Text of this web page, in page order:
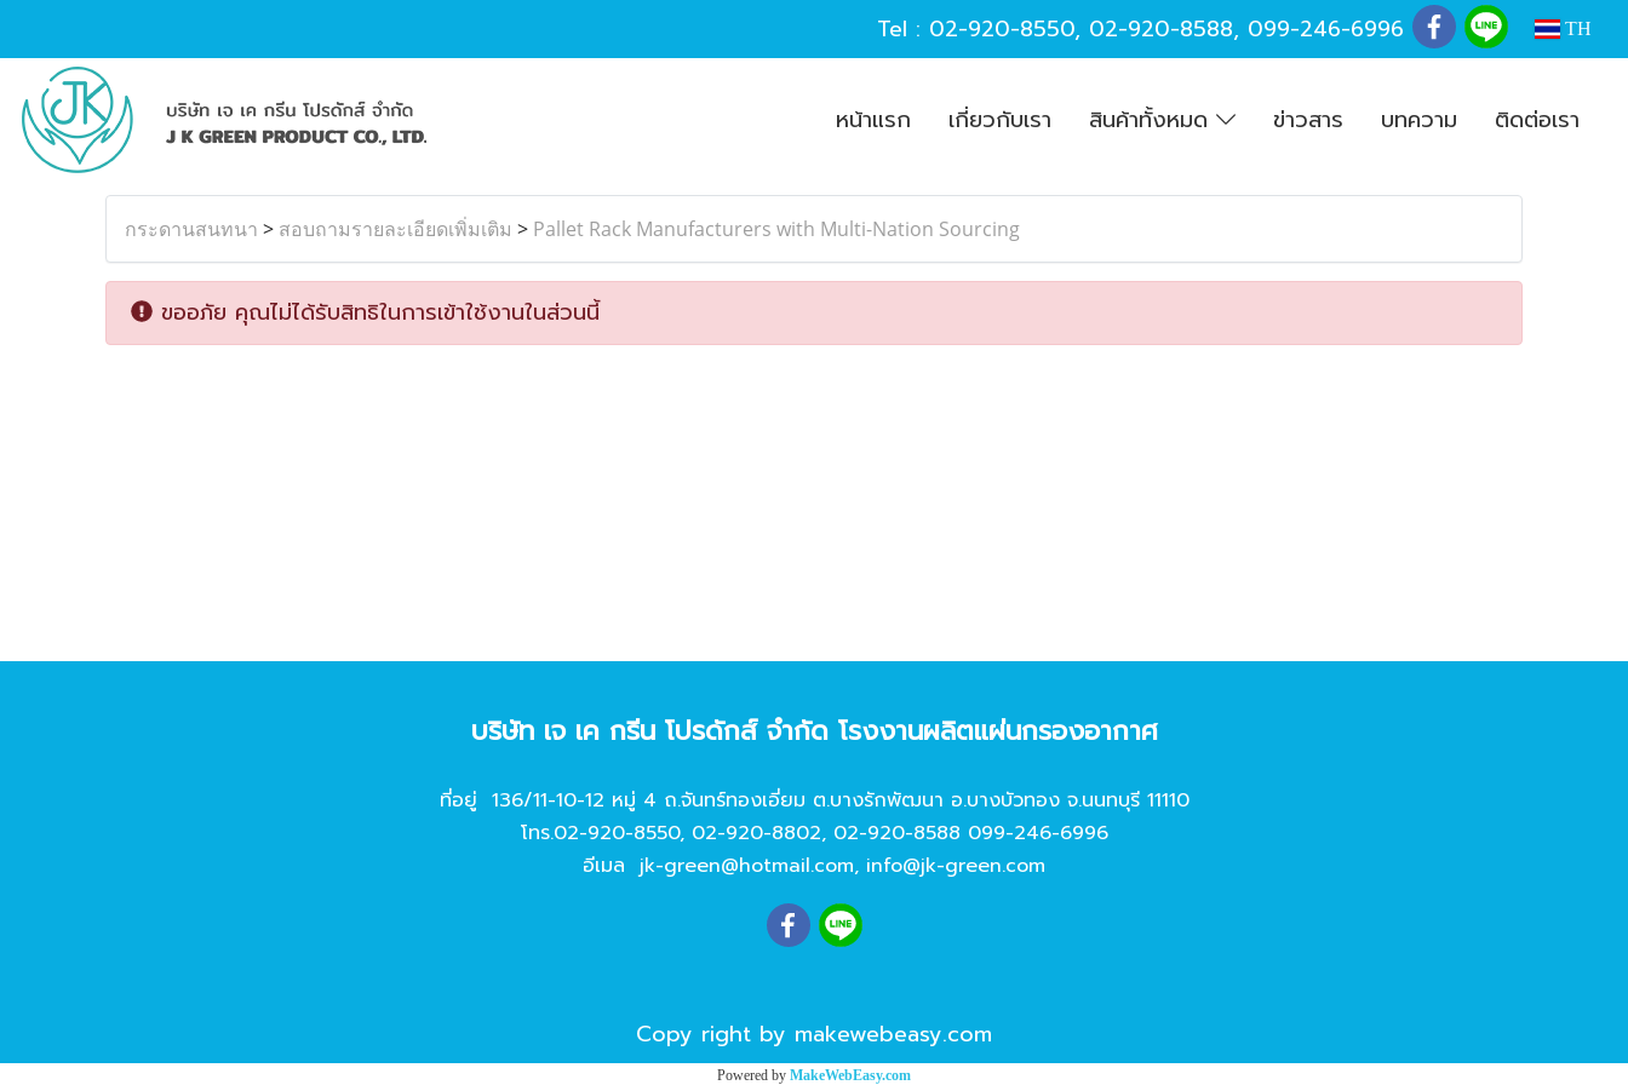
Tel : 02-920-8550, 02-920-8588, 099-246-6996 TH
หน้าแรก เกี่ยวกับเรา สินค้าทั้งหมด ข่าวสาร บทความ ติดต่อเรา
กระดานสนทนา > สอบถามรายละเอียดเพิ่มเติม > Pallet Rack Manufacturers with Multi-Nation Sourcing
ขออภัย คุณไม่ได้รับสิทธิในการเข้าใช้งานในส่วนนี้
บริษัท เจ เค กรีน โปรดักส์ จํากัด โรงงานผลิตแผ่นกรองอากาศ
ที่อยู่ 136/11-10-12 หมู่ 4 ถ.จันทร์ทองเอี่ยม ต.บางรักพัฒนา อ.บางบัวทอง จ.นนทบุรี 11110
โทร.02-920-8550, 02-920-8802, 02-920-8588 099-246-6996
อีเมล jk-green@hotmail.com, info@jk-green.com
Copy right by makewebeasy.com
Powered by MakeWebEasy.com